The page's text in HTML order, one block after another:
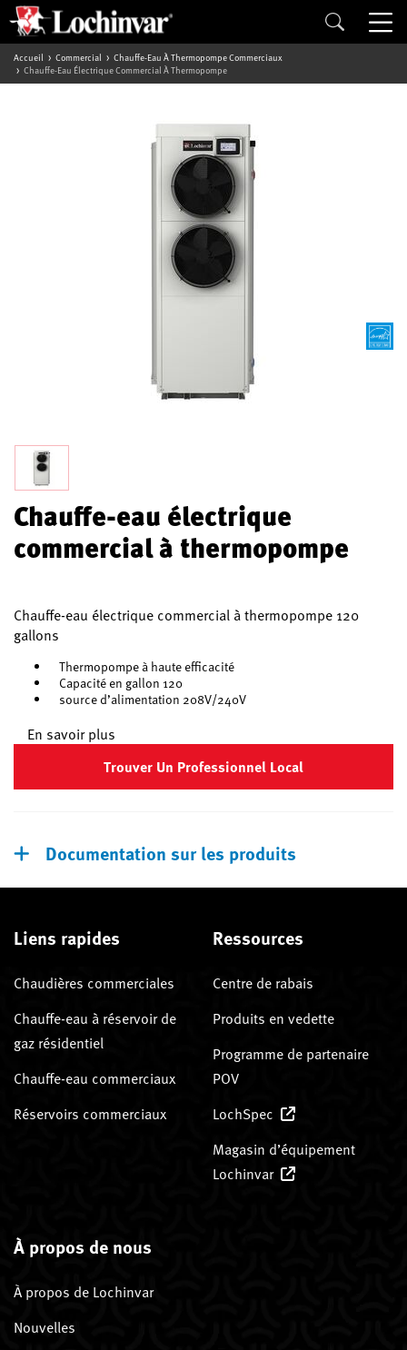
Accueil Commercial
Chauffe-Eau À Thermopompe Commerciaux
Chauffe-Eau Électrique Commercial À Thermopompe
Chauffe-eau électrique
commercial à thermopompe
Chauffe-eau électrique commercial à thermopompe 120
gallons
Thermopompe à haute efficacité
Capacité en gallon 120
source d’alimentation 208V/240V
En savoir plus
Trouver Un Professionnel Local
Documentation sur les produits
Liens rapides
Chaudières commerciales
Chauffe-eau à réservoir de
gaz résidentiel
Chauffe-eau commerciaux
Réservoirs commerciaux
Ressources
Centre de rabais
Produits en vedette
Programme de partenaire
POV
LochSpec
Magasin d’équipement
Lochinvar
À propos de nous
À propos de Lochinvar
Nouvelles